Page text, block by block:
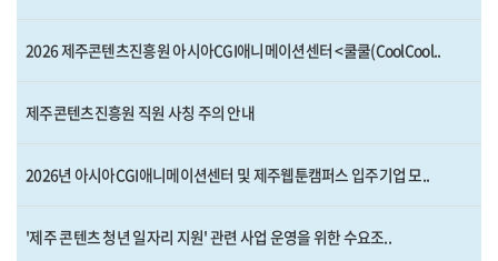
2026 제주콘텐츠진흥원 아시아CGI애니메이션센터 <쿨쿨(CoolCool..
제주콘텐츠진흥원 직원 사칭 주의 안내
2026년 아시아CGI애니메이션센터 및 제주웹툰캠퍼스 입주기업 모..
'제주 콘텐츠 청년 일자리 지원' 관련 사업 운영을 위한 수요조..